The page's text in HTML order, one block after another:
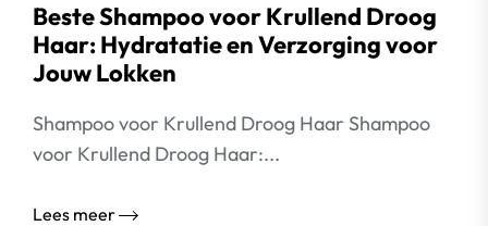
Beste Shampoo voor Krullend Droog
Haar: Hydratatie en Verzorging voor
Jouw Lokken
Shampoo voor Krullend Droog Haar Shampoo
voor Krullend Droog Haar:...
Lees meer